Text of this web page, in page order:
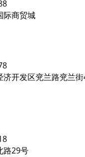
际商贸城
开发区兖兰路兖兰
路29号